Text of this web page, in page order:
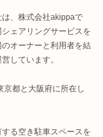
、株式会社akippaで
ェアリングサービスを
オーナーと利用者を結
しています。
京都と大阪府に所在し
る空き駐車スペースを